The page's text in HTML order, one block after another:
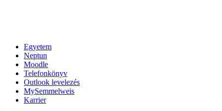
Egyetem
Neptun
Moodle
Telefonkönyv
Outlook levelezés
MySemmelweis
Karrier